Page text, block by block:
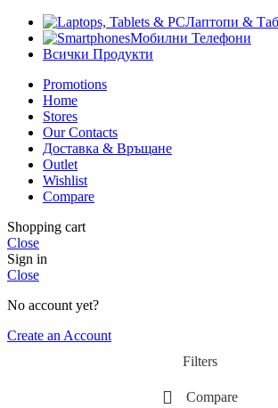
Лаптопи &
Мобилни Телефони
Всички Продукти
Promotions
Home
Stores
Our Contacts
Доставка & Връщане
Outlet
Wishlist
Compare
Shopping cart
Close
Sign in
Close
No account yet?
Create an Account
Filters
Compare